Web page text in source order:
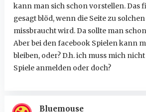
kann man sich schon vorstellen. Das
gesagt blöd, wenn die Seite zu
missbraucht wird. Da sollte man
Aber bei den facebook Spielen kann
bleiben, oder? D.h. ich muss mich
Spiele anmelden oder doch?
Bluemouse